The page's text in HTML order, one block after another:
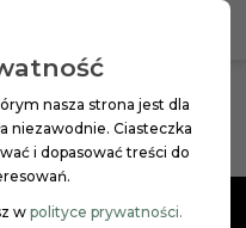
nasza strona jest dla
niezawodnie. Ciasteczka
i dopasować treści do
w polityce prywatności.